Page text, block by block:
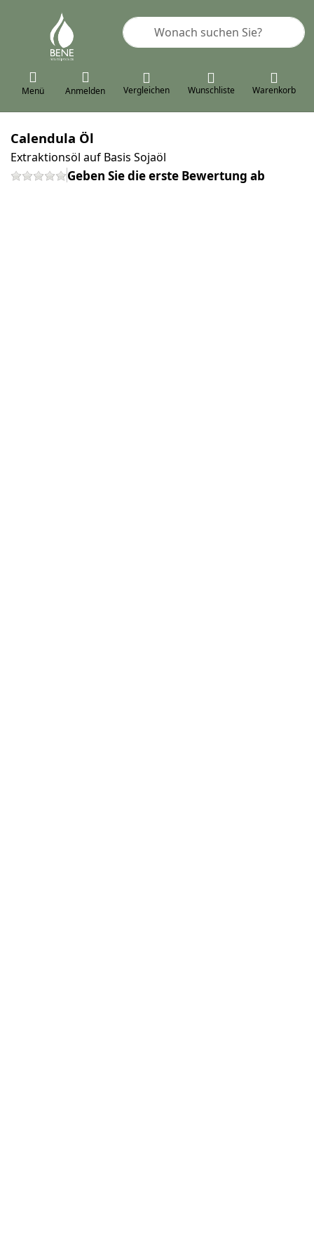
Geben Sie einen Suchbegriff ein.
Menü Anmelden Vergleichen Wunschliste Warenkorb
Calendula Öl
Extraktionsöl auf Basis Sojaöl
Geben Sie die erste Bewertung ab